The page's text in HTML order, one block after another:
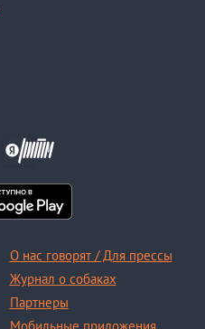
О нас говорят / Для прессы
Журнал о собаках
Партнеры